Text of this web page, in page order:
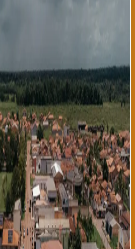
capacidad hidroeléctrica, desarrollo
nordestinas, instalación de 500
en techos residenciales, y
nacional. Brasil ya genera
su electricidad a partir de fuentes
hidroelectricidad, pero este nuevo
y reducir dependencia en
que afecta represas durante
reacciones positivas de
en Brasil un aliado clave en lucha
El contexto de esta ambición
significativo considerando que
de proteger la Amazonía,
oxígeno y absorbe carbono en
en la Amazonía ha
bajo administración Lula después
Bolsonaro, la selva continúa bajo
Críticos ambientales